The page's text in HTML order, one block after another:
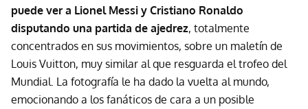
puede ver a Lionel Messi y Cristiano Ronaldo
disputando una partida de ajedrez, totalmente
concentrados en sus movimientos, sobre un maletín de
Louis Vuitton, muy similar al que resguarda el trofeo del
Mundial. La fotografía le ha dado la vuelta al mundo,
emocionando a los fanáticos de cara a un posible